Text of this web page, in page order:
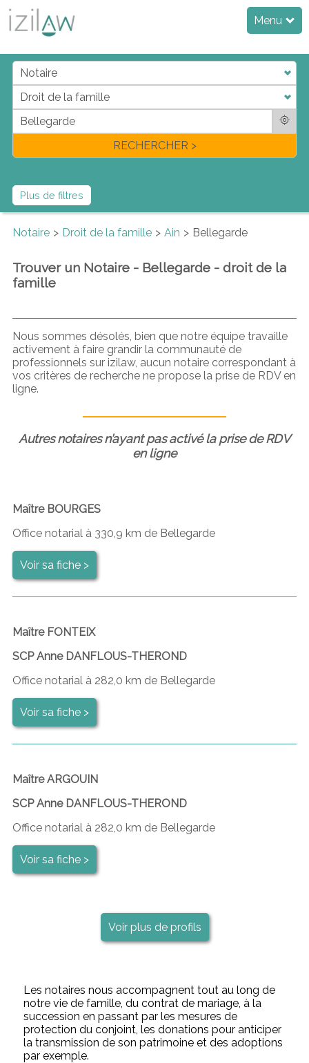
Menu
jdadi
fl
RECHERCHER >
Plus de filtres
Notaire Droit de la famille Ain Bellegarde
Trouver un Notaire - Bellegarde - droit de la
famille
Nous sommes désolés, bien que notre équipe travaille
activement à faire grandir la communauté de
professionnels sur izilaw, aucun notaire correspondant à
vos critères de recherche ne propose la prise de RDV en
ligne.
Autres notaires n’ayant pas activé la prise de RDV
en ligne
Maître BOURGES
Office notarial à 330,9 km de Bellegarde
Voir sa fiche >
Maître FONTEIX
SCP Anne DANFLOUS-THEROND
Office notarial à 282,0 km de Bellegarde
Voir sa fiche >
Maître ARGOUIN
SCP Anne DANFLOUS-THEROND
Office notarial à 282,0 km de Bellegarde
Voir sa fiche >
Voir plus de profils
Les notaires nous accompagnent tout au long de
notre vie de famille, du contrat de mariage, à la
succession en passant par les mesures de
protection du conjoint, les donations pour anticiper
la transmission de son patrimoine et des adoptions
par exemple.